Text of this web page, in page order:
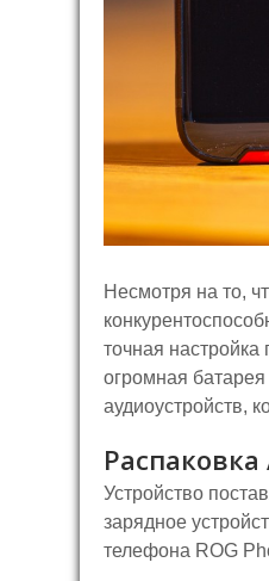
Несмотря на то,
точная
огромная
аудиоустройств,
Распаковка
Устройство
зарядное
телефона ROG